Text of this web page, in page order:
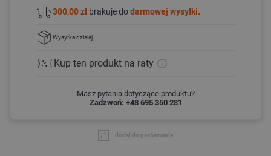
300,00 zł brakuje dodarmowej wysyłki.
Wysyłkadzisiaj
Kup ten produkt na raty
Masz pytania dotyczące produktu?
Zadzwoń: +48 695 350 281
dodaj do porównania